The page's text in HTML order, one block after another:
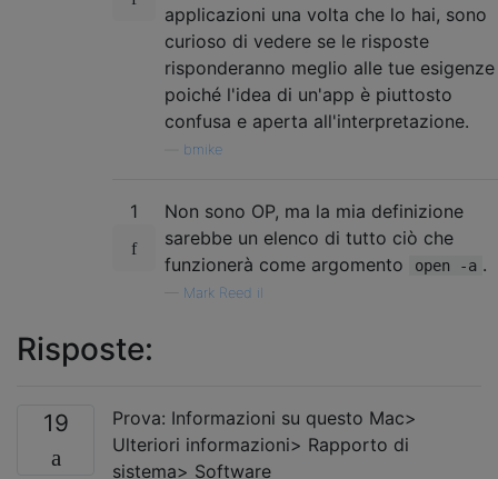
applicazioni una volta che lo hai, sono
curioso di vedere se le risposte
risponderanno meglio alle tue esigenze
poiché l'idea di un'app è piuttosto
confusa e aperta all'interpretazione.
bmike
1
Non sono OP, ma la mia definizione
sarebbe un elenco di tutto ciò che
funzionerà come argomento
open -a .
Mark Reed il
Risposte:
19
Prova: Informazioni su questo Mac>
Ulteriori informazioni> Rapporto di
sistema> Software